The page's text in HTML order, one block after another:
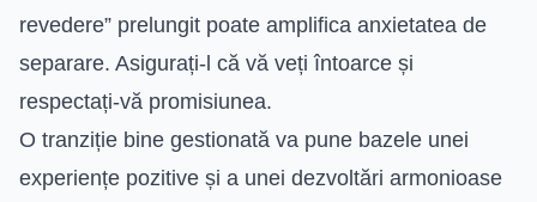
revedere” prelungit poate amplifica anxietatea de
separare. Asigurați-l că vă veți întoarce și
respectați-vă promisiunea.
O tranziție bine gestionată va pune bazele unei
experiențe pozitive și a unei dezvoltări armonioase